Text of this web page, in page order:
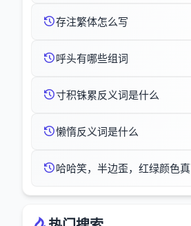
存注繁体怎么写
呼头有哪些组词
寸积铢累反义词是什么
懒惰反义词是什么
哈哈笑，半边歪，红绿颜色